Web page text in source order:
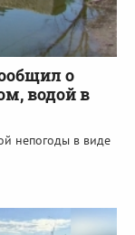
о
водой в
непогоды в виде